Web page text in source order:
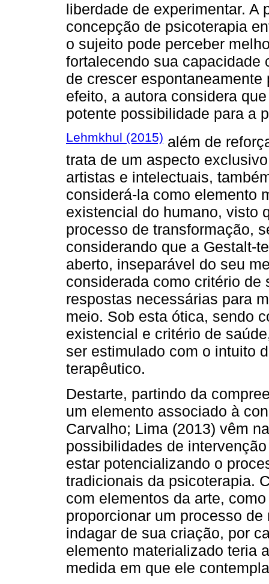
liberdade de experimentar. A
concepção de psicoterapia
o sujeito pode perceber
fortalecendo sua capacidade
de crescer
efeito, a autora considera
potente possibilidade para a
Lehmkhul (2015) além de
trata de um aspecto
artistas e intelectuais,
considerá-la como elemento
existencial do humano, visto
processo de transformação,
considerando que a Gestalt-
aberto, inseparável do seu
considerada como critério
respostas necessárias para
meio. Sob esta ótica, sendo
existencial e critério de
ser estimulado com o intuito
terapêutico.
Destarte, partindo da
um elemento associado à
Carvalho; Lima (2013) vêm
possibilidades de
estar potencializando o
tradicionais da psicoterapia.
com elementos da arte,
proporcionar um processo
indagar de sua criação, por
elemento materializado teria
medida em que ele